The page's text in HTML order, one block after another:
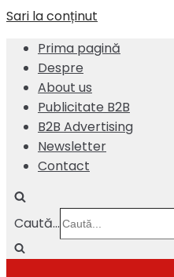
Sari la conținut
Prima pagină
Despre
About us
Publicitate B2B
B2B Advertising
Newsletter
Contact
Caută...